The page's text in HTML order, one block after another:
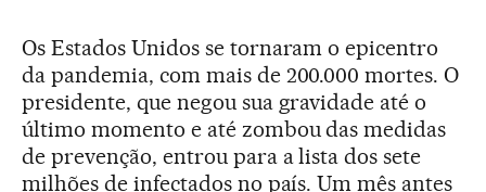
Os Estados Unidos se tornaram o epicentro
da pandemia, com mais de 200.000 mortes. O
presidente, que negou sua gravidade até o
último momento e até zombou das medidas
de prevenção, entrou para a lista dos sete
milhões de infectados no país. Um mês antes